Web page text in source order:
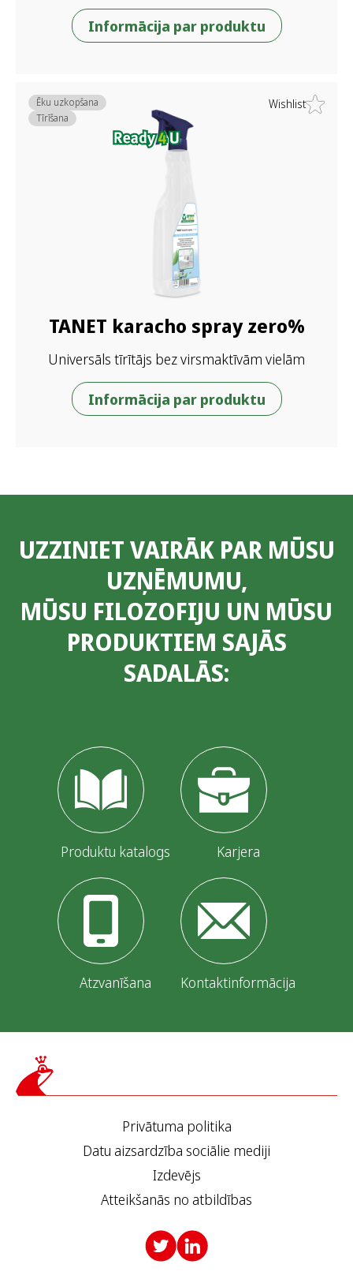
Informācija par produktu
Wishlist
TANET karacho spray zero%
Universāls tīrītājs bez virsmaktīvām vielām
Ēku uzkopšana
Tīrīšana
Informācija par produktu
UZZINIET VAIRĀK PAR MŪSU
UZŅĒMUMU,
MŪSU FILOZOFIJU UN MŪSU
PRODUKTIEM SAJĀS
SADALĀS:
Produktu katalogs Karjera
Atzvanīšana Kontaktinformācija
Privātuma politika
Datu aizsardzība sociālie mediji
Izdevējs
Atteikšanās no atbildības